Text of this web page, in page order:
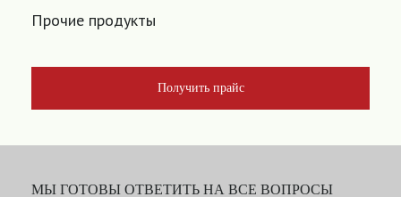
Прочие продукты
Получить прайс
МЫ ГОТОВЫ ОТВЕТИТЬ НА ВСЕ ВОПРОСЫ